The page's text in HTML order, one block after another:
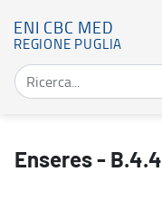
ENI CBC MED
REGIONE PUGLIA
Enseres - B.4.4